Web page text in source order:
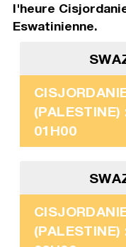
l'heure
Eswatinienne.
(PALESTINE)
01H00
(PALESTINE)